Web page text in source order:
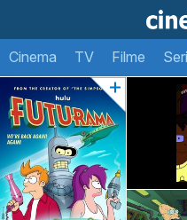
Cinema TV Filme